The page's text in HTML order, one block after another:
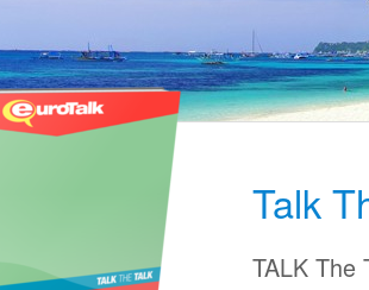
Talk
TALK The